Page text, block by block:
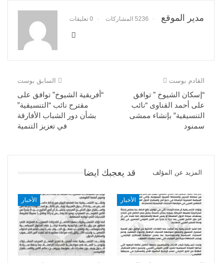
مدير الموقع 5236 المشاركات 0 تعليقات
السابق بوست
“أفريقية الشيوخ” توافق على
مقترح نائب “التنسيقية”
بشأن دور الشباب الأفارقة
في تعزيز التنمية
القادم بوست
“إسكان الشيوخ ” توافق
على أحمد القناوى “نائب
التنسيقية” بإنشاء ممشى
سمنود
قد يعجبك ايضا المزيد عن المؤلف
الأخبار الأخبار